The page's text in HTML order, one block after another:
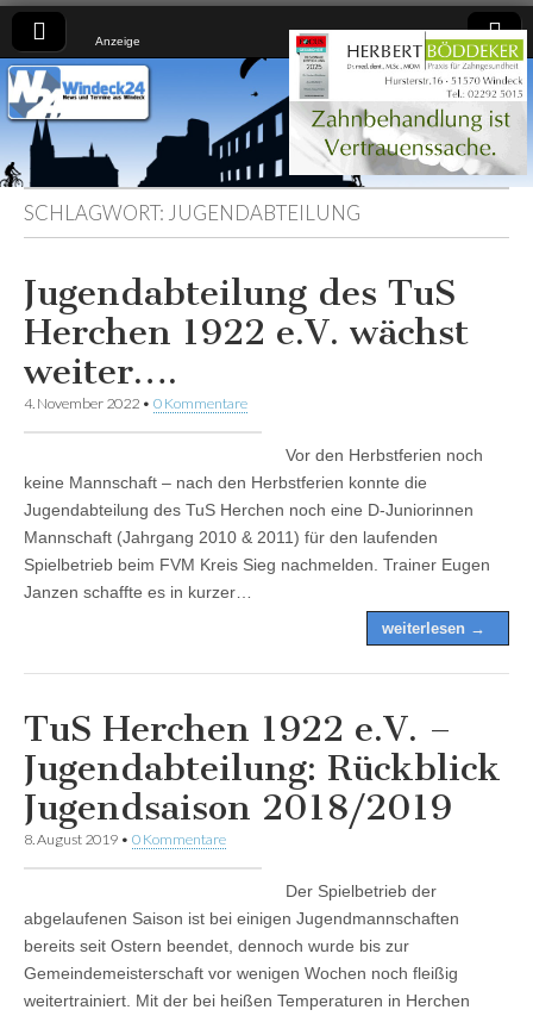
Anzeige
Windeck24
Nachrichten
aus dem
Ländchen
für das
Ländchen
SCHLAGWORT: JUGENDABTEILUNG
Jugendabteilung des TuS
Herchen 1922 e.V. wächst
weiter….
4. November 2022 • 0 Kommentare
Vor den Herbstferien noch
keine Mannschaft – nach den Herbstferien konnte die
Jugendabteilung des TuS Herchen noch eine D-Juniorinnen
Mannschaft (Jahrgang 2010 & 2011) für den laufenden
Spielbetrieb beim FVM Kreis Sieg nachmelden. Trainer Eugen
Janzen schaffte es in kurzer…
weiterlesen →
TuS Herchen 1922 e.V. –
Jugendabteilung: Rückblick
Jugendsaison 2018/2019
8. August 2019 • 0 Kommentare
Der Spielbetrieb der
abgelaufenen Saison ist bei einigen Jugendmannschaften
bereits seit Ostern beendet, dennoch wurde bis zur
Gemeindemeisterschaft vor wenigen Wochen noch fleißig
weitertrainiert. Mit der bei heißen Temperaturen in Herchen